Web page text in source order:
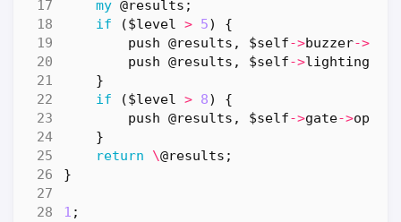
my @results ;
if
($level > 5)
{
push @results , $self->buzzer->
push @results , $self->lighting
}
if
($level > 8)
{
push @results , $self->gate->open
}
return
\@results ;
}
1 ;